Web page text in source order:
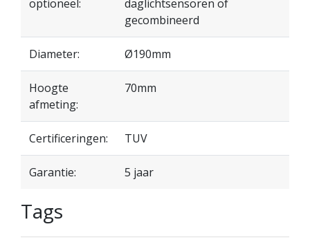
optioneel:
daglichtsensoren of
gecombineerd
Diameter: Ø190mm
Hoogte
afmeting:
70mm
Certificeringen: TUV
Garantie: 5 jaar
Tags